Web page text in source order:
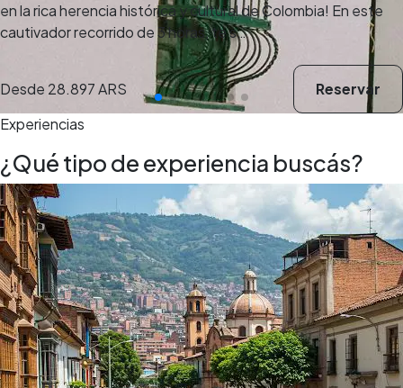
5,0(5)
en la rica herencia histórica y cultural de Colombia! En este
cautivador recorrido de 3 horas, te s…
Desde 28.897 ARS
Reservar
Experiencias
¿Qué tipo de experiencia buscás?